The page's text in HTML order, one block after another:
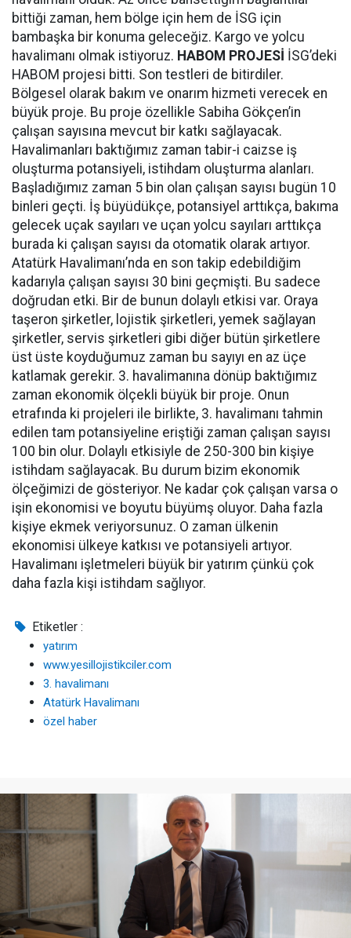
bittiği zaman, hem bölge için hem de İSG için
bambaşka bir konuma geleceğiz. Kargo ve yolcu
havalimanı olmak istiyoruz. HABOM PROJESİ İSG’deki
HABOM projesi bitti. Son testleri de bitirdiler.
Bölgesel olarak bakım ve onarım hizmeti verecek en
büyük proje. Bu proje özellikle Sabiha Gökçen’in
çalışan sayısına mevcut bir katkı sağlayacak.
Havalimanları baktığımız zaman tabir-i caizse iş
oluşturma potansiyeli, istihdam oluşturma alanları.
Başladığımız zaman 5 bin olan çalışan sayısı bugün 10
binleri geçti. İş büyüdükçe, potansiyel arttıkça, bakıma
gelecek uçak sayıları ve uçan yolcu sayıları arttıkça
burada ki çalışan sayısı da otomatik olarak artıyor.
Atatürk Havalimanı’nda en son takip edebildiğim
kadarıyla çalışan sayısı 30 bini geçmişti. Bu sadece
doğrudan etki. Bir de bunun dolaylı etkisi var. Oraya
taşeron şirketler, lojistik şirketleri, yemek sağlayan
şirketler, servis şirketleri gibi diğer bütün şirketlere
üst üste koyduğumuz zaman bu sayıyı en az üçe
katlamak gerekir. 3. havalimanına dönüp baktığımız
zaman ekonomik ölçekli büyük bir proje. Onun
etrafında ki projeleri ile birlikte, 3. havalimanı tahmin
edilen tam potansiyeline eriştiği zaman çalışan sayısı
100 bin olur. Dolaylı etkisiyle de 250-300 bin kişiye
istihdam sağlayacak. Bu durum bizim ekonomik
ölçeğimizi de gösteriyor. Ne kadar çok çalışan varsa o
işin ekonomisi ve boyutu büyümş oluyor. Daha fazla
kişiye ekmek veriyorsunuz. O zaman ülkenin
ekonomisi ülkeye katkısı ve potansiyeli artıyor.
Havalimanı işletmeleri büyük bir yatırım çünkü çok
daha fazla kişi istihdam sağlıyor.
Etiketler :
yatırım
www.yesillojistikciler.com
3. havalimanı
Atatürk Havalimanı
özel haber